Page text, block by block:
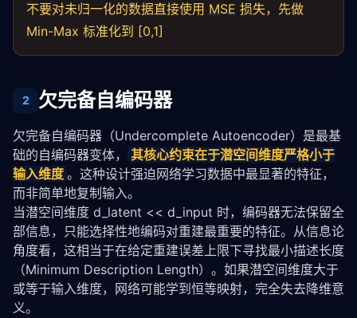
不要对未归一化的数据直接使用 MSE 损失，先做
Min-Max 标准化到 [0,1]
2 欠完备自编码器
欠完备自编码器（Undercomplete Autoencoder）是最基
础的自编码器变体，
其核心约束在于潜空间维度严格小于
输入维度 。这种设计强迫网络学习数据中最显著的特征，
而非简单地复制输入。
当潜空间维度 d_latent << d_input 时，编码器无法保留全
部信息，只能选择性地编码对重建最重要的特征。从信息论
角度看，这相当于在给定重建误差上限下寻找最小描述长度
（Minimum Description Length）。如果潜空间维度大于
或等于输入维度，网络可能学到恒等映射，完全失去降维意
义。